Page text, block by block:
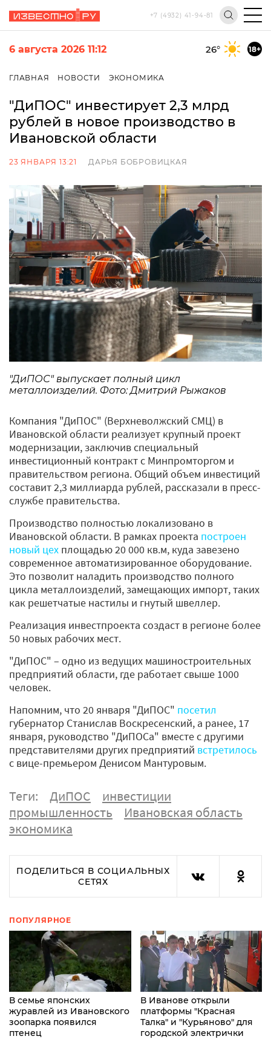
+7 (4932) 41-94-81
6 августа 2026 11:12 26° 18+
ГЛАВНАЯ НОВОСТИ ЭКОНОМИКА
"ДиПОС" инвестирует 2,3 млрд
рублей в новое производство в
Ивановской области
23 ЯНВАРЯ 13:21 ДАРЬЯ БОБРОВИЦКАЯ
"ДиПОС" выпускает полный цикл
металлоизделий. Фото: Дмитрий Рыжаков
Компания "ДиПОС" (Верхневолжский СМЦ) в
Ивановской области реализует крупный проект
модернизации, заключив специальный
инвестиционный контракт с Минпромторгом и
правительством региона. Общий объем инвестиций
составит 2,3 миллиарда рублей, рассказали в пресс-
службе правительства.
Производство полностью локализовано в
Ивановской области. В рамках проекта построен
новый цех площадью 20 000 кв.м, куда завезено
современное автоматизированное оборудование.
Это позволит наладить производство полного
цикла металлоизделий, замещающих импорт, таких
как решетчатые настилы и гнутый швеллер.
Реализация инвестпроекта создаст в регионе более
50 новых рабочих мест.
"ДиПОС" – одно из ведущих машиностроительных
предприятий области, где работает свыше 1000
человек.
Напомним, что 20 января "ДиПОС" посетил
губернатор Станислав Воскресенский, а ранее, 17
января, руководство "ДиПОСа" вместе с другими
представителями других предприятий встретилось
с вице-премьером Денисом Мантуровым.
Теги: ДиПОС
инвестиции
промышленность
Ивановская область
экономика
ПОДЕЛИТЬСЯ В СОЦИАЛЬНЫХ
СЕТЯХ
ПОПУЛЯРНОЕ
В семье японских
журавлей из Ивановского
зоопарка появился
птенец
В Иванове открыли
платформы "Красная
Талка" и "Курьяново" для
городской электрички